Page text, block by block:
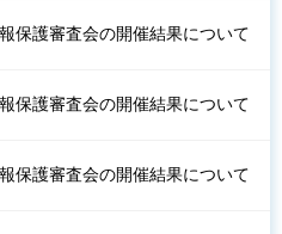
保護審査会の開催結果について
保護審査会の開催結果について
保護審査会の開催結果について